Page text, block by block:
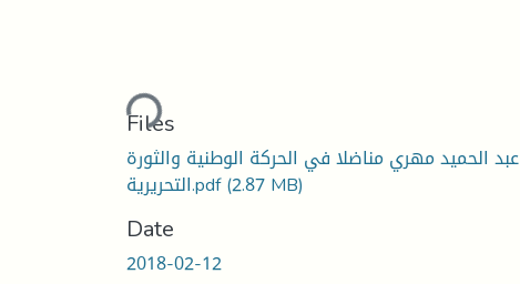
Loading...
Files
عبد الحميد مهري مناضلا في الحركة الوطنية والثورة
التحريرية.pdf(2.87 MB)
Date
2018-02-12